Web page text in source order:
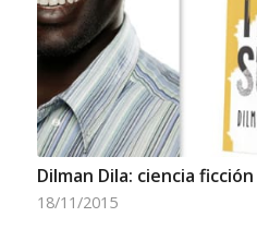
Dilman Dila: ciencia
18/11/2015